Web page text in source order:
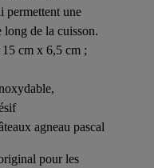
permettent une
long de la cuisson.
cm x 6,5 cm ;
agneau pascal
pour les